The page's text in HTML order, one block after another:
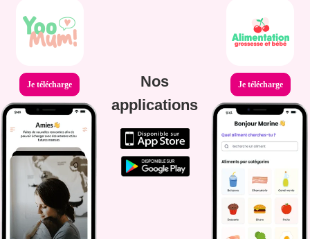
Je télécharge
Nos
applications
Je télécharge